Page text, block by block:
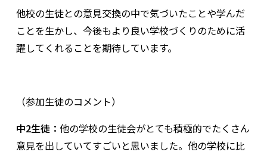
他校の生徒との意見交換の中で気づいたことや学んだ
ことを生かし、今後もより良い学校づくりのために活
躍してくれることを期待しています。
（参加生徒のコメント）
中2生徒： 他の学校の生徒会がとても積極的でたくさん
意見を出していてすごいと思いました。他の学校に比